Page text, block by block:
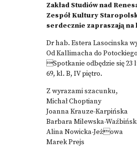
Zakład Studiów nad
Zespół Kultury
serdecznie zapraszają
Dr hab. Estera Lasocinska
Od Kallimacha do
Spotkanie odbędzie się23
69, kl. B, IV piętro.
Z wyrazami szacunku,
Michał Choptiany
Joanna Krauze-Karpińska
Barbara Milewska-
Alina Nowicka-Jeżowa
Marek Prejs